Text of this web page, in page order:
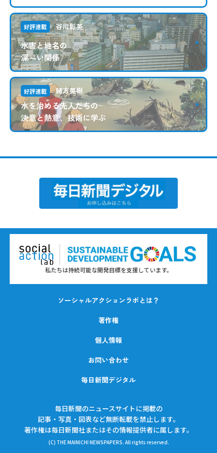
好評連載 谷川彰英
水害と地名の
深～い関係
好評連載 緒方英樹
水を治める先人たちの
決意と熱意、技術に学ぶ
私たちは持続可能な開発目標を支援しています。
ソーシャルアクションラボとは？
著作権
個人情報
お問い合わせ
毎日新聞デジタル
毎日新聞のニュースサイトに掲載の
記事・写真・図表など無断転載を禁止します。
著作権は毎日新聞社またはその情報提供者に属します。
(C) THE MAINICHI NEWSPAPERS. All rights reserved.